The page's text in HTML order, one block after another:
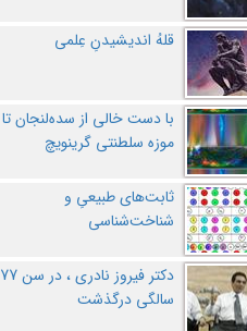
قلهُ اندیشیدنِ عِلمی
با دست خالی از سده‌لنجان تا
موزه سلطنتی گرینویچ
ثابت‌های طبیعیِ و
شناخت‌شناسی
دکتر فیروز نادری ، در سن 77
سالگی درگذشت